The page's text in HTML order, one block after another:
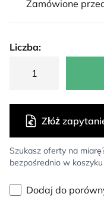
Zamówione
Liczba:
Szukasz oferty na
bezpośrednio w
Złóż
Dodaj do